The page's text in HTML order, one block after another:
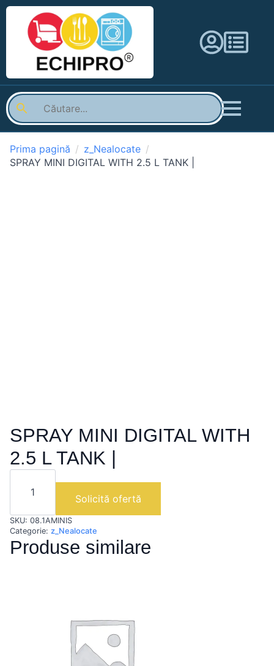
Prima pagină
z_Nealocate
SPRAY MINI DIGITAL WITH 2.5 L TANK |
SPRAY MINI DIGITAL WITH
2.5 L TANK |
Cantitate
WITH
2.5
L
TANK
|
Solicită ofertă
SKU: 08.1AMINIS
Categorie: z_Nealocate
Produse similare